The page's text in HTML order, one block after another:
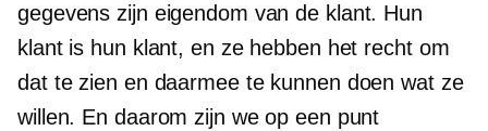
gegevens zijn eigendom van de klant. Hun
klant is hun klant, en ze hebben het recht om
dat te zien en daarmee te kunnen doen wat ze
willen. En daarom zijn we op een punt